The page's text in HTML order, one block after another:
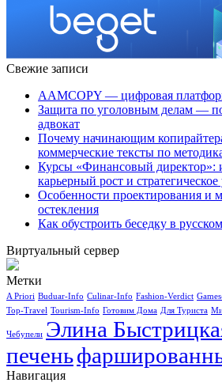
Свежие записи
AAMCOPY — цифровая
Защита по уголовным делам —
адвокат
Почему начинающим
коммерческие тексты по
Курсы «Финансовый директор»:
карьерный рост и
Особенности проектирования и
остекления
Как обустроить беседку в
Виртуальный сервер
Метки
A Priori Buduar-Info Culinar-Info Fashion-Verdict
Top-Travel Tourism-Info Готовим Дома Для Туриста
Чебупели Элина
печень
Навигация